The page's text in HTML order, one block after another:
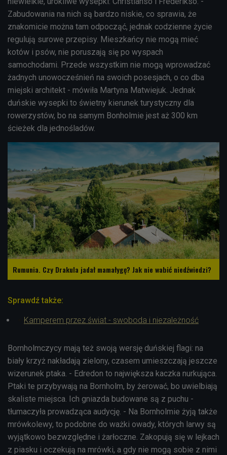
Zabudowania na nich są bardzo niskie, co sprawia, że
znakomicie można tam odpocząć, jednak codzienne życie
regulują surowe przepisy. Mieszkańcy nie mogą mieć
kotów i psów, nie poruszają się po wyspach
samochodami. Przede wszystkim nie mogą wprowadzać
żadnych unowocześnień na swoich posesjach, o co dba
miejski architekt - mówiła Martyna Matwiejuk. Jednak
duńskie wysepki to świetny kierunek turystyczny dla
rowerzystów, bo na samym Bonholmie jest aż 300 km
ścieżek dla jednośladów.
Rumunia. Czy Drakula jadał mamałygę? Jak nie wabić niedźwiedzi?
Sprawdź także:
Kamperem przez świat - swoboda i niezależność
Bornholmczycy mają też swoją wersję duńskiej flagi: na
biały krzyż nakładają zielony, czasem umieszczają jeszcze
wizerunek ptaka. - Edredon to największa kaczka nurkująca.
Ptaki te przybywają na Bornholm, by żerować, bo uwielbiają
skaliste miejsca. Ich gniazda budowane są z puchu -
tłumaczyła prowadząca audycję. - Na Bornholmie żyją także
mrówkolewy, to podobne do ważki owady, których larwy są
wyjątkowo bezwzględne i żarłoczne. Zakopują się w lejkach
z piasku i oczekują na mrówki, a gdy nie mogą sobie z nimi